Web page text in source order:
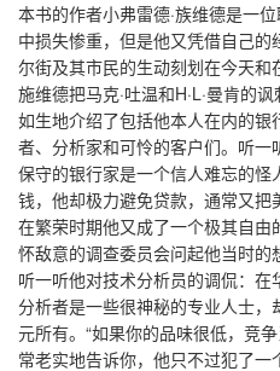
本书的作者小弗雷德·族维德是一
中损失惨重，但是他又凭借自己
尔街及其市民的生动刻划在今天和
施维德把马克·吐温和H·L·曼肯的
如生地介绍了包括他本人在内的
者、分析家和可怜的客户们。听一
保守的银行家是一个信人难忘的
钱，他却极力避免贷款，通常又把
在繁荣时期他又成了一个极其自
怀敌意的调查委员会问起他当时
听一听他对技术分析员的调侃：
分析者是一些很神秘的专业人士
元所有。“如果你的品味很低，竞
常老实地告诉你，他只不过犯了